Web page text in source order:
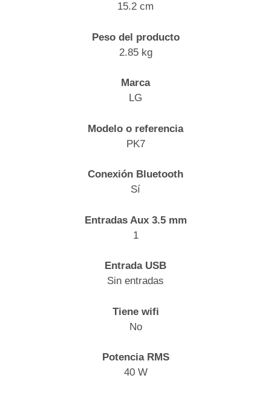
15.2 cm
Peso del producto
2.85 kg
Marca
LG
Modelo o referencia
PK7
Conexión Bluetooth
Sí
Entradas Aux 3.5 mm
1
Entrada USB
Sin entradas
Tiene wifi
No
Potencia RMS
40 W